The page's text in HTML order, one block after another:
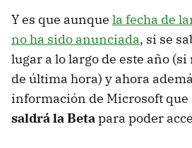
Y es que aunque la fecha de
no ha sido anunciada, si se
lugar a lo largo de este año
de última hora) y ahora
información de Microsoft que
saldrá la Betapara poder